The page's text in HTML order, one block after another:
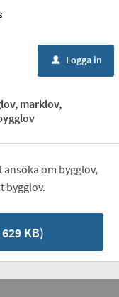
u Logga in
marklov,
om bygglov,
bygglov.
KB)